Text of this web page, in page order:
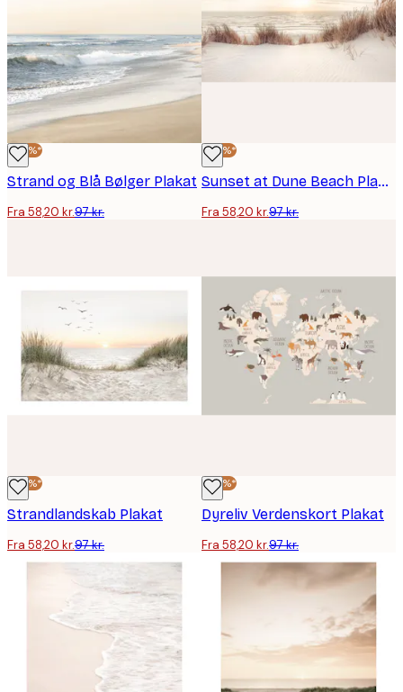
-40%*
Strand og Blå Bølger Plakat
Fra 58,20 kr.97 kr.
-40%*
Sunset at Dune Beach Plakat
Fra 58,20 kr.97 kr.
-40%*
Strandlandskab Plakat
Fra 58,20 kr.97 kr.
-40%*
Dyreliv Verdenskort Plakat
Fra 58,20 kr.97 kr.